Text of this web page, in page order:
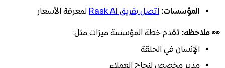
المؤسسات:اتصل بفريق Rask AI لمعرفة الأسعار
👀 ملاحظه:تقدم خطة المؤسسة ميزات مثل:
الإنسان في الحلقة
مدير مخصص لنجاح العملاء